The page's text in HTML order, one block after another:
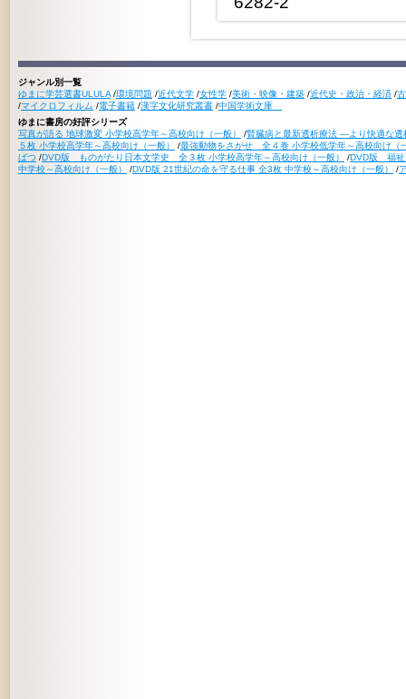
ジャンル別一覧
ゆまに学芸選書ULULA /環境問題 /近代文学 /女性学 /美術・映像・建築 /近代史・政治・経済 /
/マイクロフィルム /電子書籍 /漢字文化研究叢書 /中国学術文庫
ゆまに書房の好評シリーズ
写真が語る 地球激変 小学校高学年～高校向け（一般）
/腎臓病と最新透析療法 ―より快適な
５枚 小学校高学年～高校向け（一般）
/最強動物をさがせ 全４巻 小学校低学年～高校向け（
ばつ /DVD版 ものがたり日本文学史 全３枚 小学校高学年～高校向け（一般） /DVD版 福祉
中学校～高校向け（一般）
/DVD版 21世紀の命を守る仕事 全3枚 中学校～高校向け（一般） /